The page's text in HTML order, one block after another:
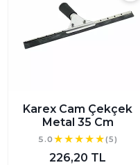
Karex Cam Çekçek
Metal 35 Cm
5.0 (5)
226,20 TL